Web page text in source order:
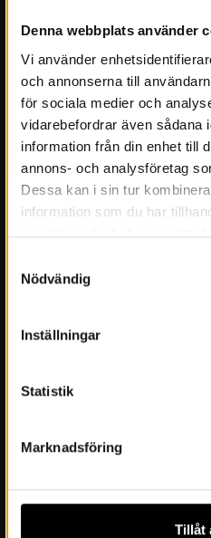
Denna webbplats använder
Vi använder
och annonserna till
för sociala medier och
vidarebefordrar även sådana
information från din enhet till
annons- och analysföretag
Dessa kan i sin tur
information som du har
samlat in när du har använt
Nödvändig
Inställningar
Statistik
Marknadsföring
Tillåt
Prenumerera på
Om Museet
Nyheter
Museets historia
Verksamhetsberättelser
Integritetspolicy
Besök oss
Boka möten och